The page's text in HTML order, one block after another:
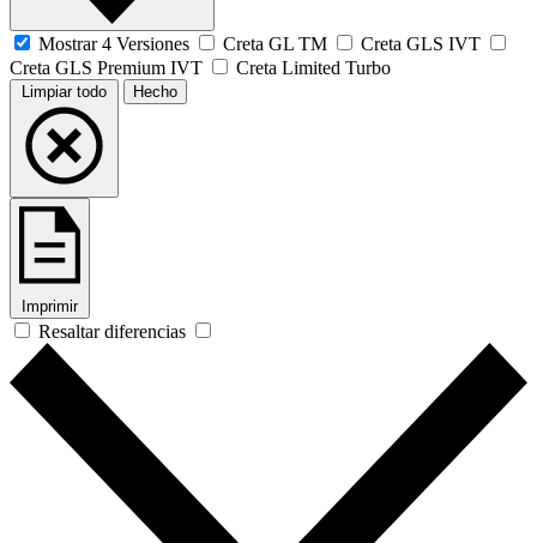
Mostrar 4 Versiones Creta GL TM
Creta GLS IVT
Creta GLS Premium IVT
Creta Limited Turbo
Limpiar todo Hecho
Imprimir
Resaltar diferencias